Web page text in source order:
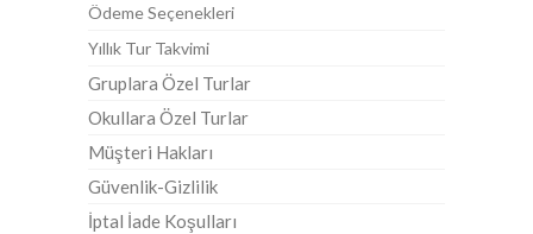
Ödeme Seçenekleri
Yıllık Tur Takvimi
Gruplara Özel Turlar
Okullara Özel Turlar
Müşteri Hakları
Güvenlik-Gizlilik
İptal İade Koşulları